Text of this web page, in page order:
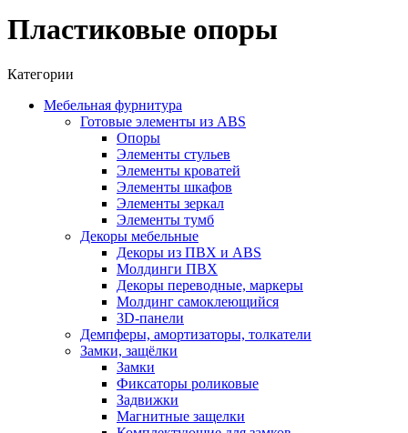
Пластиковые опоры
Категории
Мебельная фурнитура
Готовые элементы из ABS
Опоры
Элементы стульев
Элементы кроватей
Элементы шкафов
Элементы зеркал
Элементы тумб
Декоры мебельные
Декоры из ПВХ и ABS
Молдинги ПВХ
Декоры переводные, маркеры
Молдинг самоклеющийся
3D-панели
Демпферы, амортизаторы, толкатели
Замки, защёлки
Замки
Фиксаторы роликовые
Задвижки
Магнитные защелки